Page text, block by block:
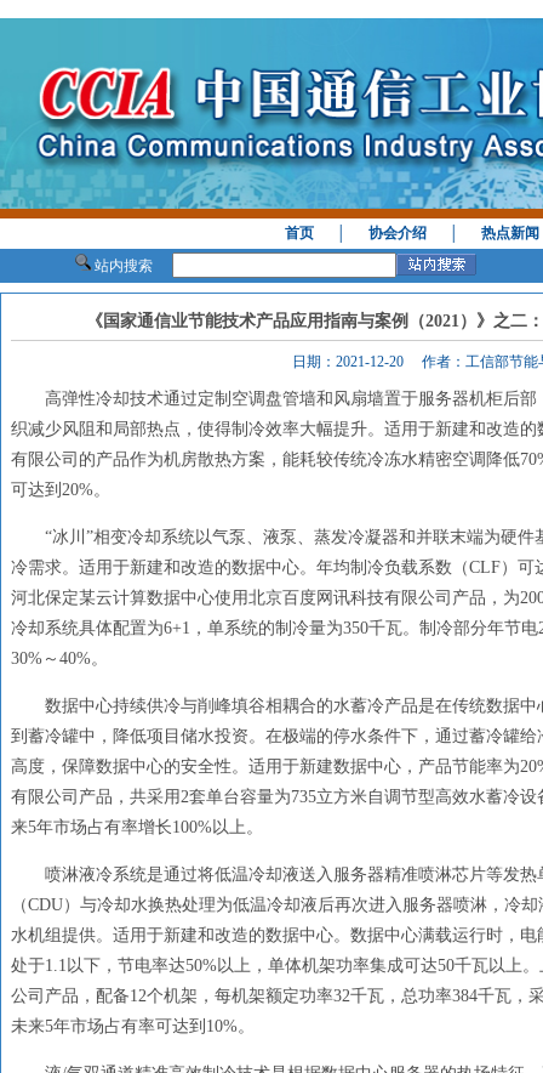
首页 │协会介绍 │热点新闻
站内搜索
《国家通信业节能技术产品应用指南与案例（2021）》之二
日期：2021-12-20 作者：工信部节能
高弹性冷却技术通过定制空调盘管墙和风扇墙置于服务器机柜后
织减少风阻和局部热点，使得制冷效率大幅提升。适用于新建和改造
有限公司的产品作为机房散热方案，能耗较传统冷冻水精密空调降低
可达到20%。
“冰川”相变冷却系统以气泵、液泵、蒸发冷凝器和并联末端为硬
冷需求。适用于新建和改造的数据中心。年均制冷负载系数（CLF）可
河北保定某云计算数据中心使用北京百度网讯科技有限公司产品，为
冷却系统具体配置为6+1，单系统的制冷量为350千瓦。制冷部分年节
30%～40%。
数据中心持续供冷与削峰填谷相耦合的水蓄冷产品是在传统数据
到蓄冷罐中，降低项目储水投资。在极端的停水条件下，通过蓄冷罐
高度，保障数据中心的安全性。适用于新建数据中心，产品节能率为
有限公司产品，共采用2套单台容量为735立方米自调节型高效水蓄冷
来5年市场占有率增长100%以上。
喷淋液冷系统是通过将低温冷却液送入服务器精准喷淋芯片等发
（CDU）与冷却水换热处理为低温冷却液后再次进入服务器喷淋，冷
水机组提供。适用于新建和改造的数据中心。数据中心满载运行时，
处于1.1以下，节电率达50%以上，单体机架功率集成可达50千瓦以上
公司产品，配备12个机架，每机架额定功率32千瓦，总功率384千瓦，
未来5年市场占有率可达到10%。